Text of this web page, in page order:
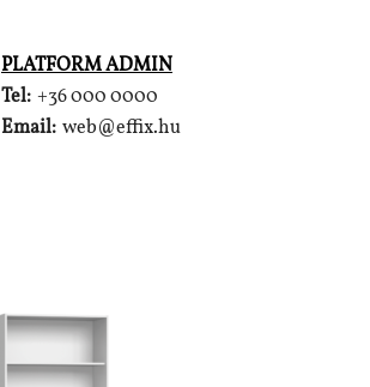
PLATFORM ADMIN
Tel: +36 000 0000
Email: web@effix.hu